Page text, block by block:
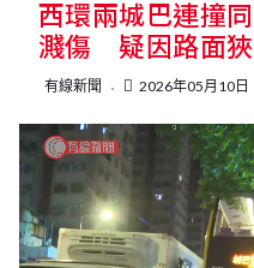
按輸
西環兩城巴連撞
濺傷 疑因路面狹
有線新聞 2026年05月10日